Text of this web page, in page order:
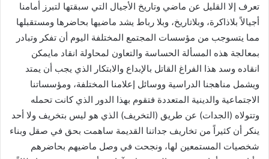
تعرف إلا القليل عن ماضي وتاريخ الأجيال التي سبقتها لتبرز أمامنا
أجيالاً بلاذاكرة، وبلاتاريخ، وبلا رباط يشد ماضيها بحاضرها ومستقبلها
مما يتسوجب من مؤسسات المجتمع المختلفة اليوم أن تفكر وتبادر
بمعالجة هذه المسألة الحساسة والتعاون لمحاولة انقاد مايمكن
انقاده وسد هذا الفراغ القاتل بالإبداع والابتكار الذي يجب أن يمتد
ويشمل مناهجنا الدراسية ووسائل إعلامنا المختلفة، ومؤسساتنا
الاجتماعية والدينية المتعددة فتقوم بهذا الدور الذي كانت تحمله
وتتولاه (الجدات) عن طريق (التخريف) الذي هو ليس بتخريف ولا أحد
ينكر أن كثيراً من تخاريف جداتنا القديمة ساهمت بحق في صقل وبناء
شخصيات المستمعين لها، ونجحت في وصل ماضيهم بحاضرهم